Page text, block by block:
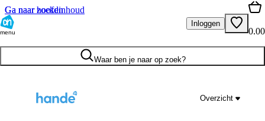
Ga naar hoofdinhoud
Ga naar zoeken
menu
Inloggen
0.00
Waar ben je naar op zoek?
Overzicht